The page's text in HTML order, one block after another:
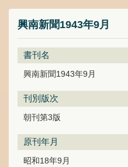
興南新聞1943年9月
書刊名
興南新聞1943年9月
刊別版次
朝刊第3版
原刊年月
昭和18年9月